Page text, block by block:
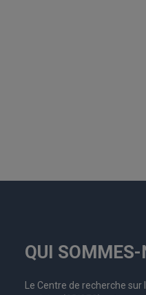
QUI SOMMES-
Le Centre de recherche